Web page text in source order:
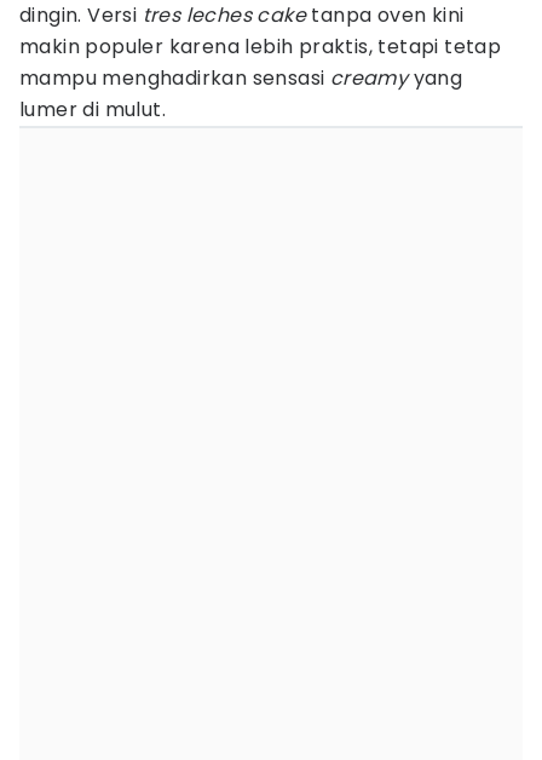
dingin. Versi tres leches caketanpa oven kini
makin populer karena lebih praktis, tetapi tetap
mampu menghadirkan sensasi creamyyang
lumer di mulut.